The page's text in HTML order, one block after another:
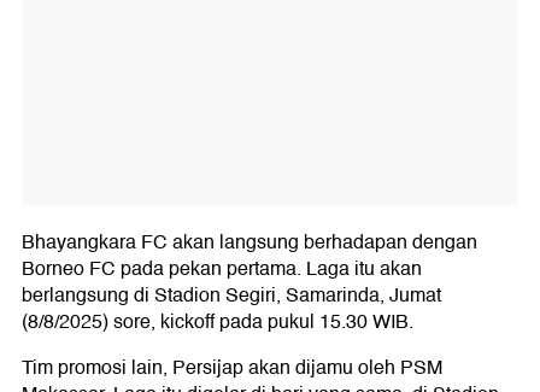
Bhayangkara FC akan langsung berhadapan dengan
Borneo FC pada pekan pertama. Laga itu akan
berlangsung di Stadion Segiri, Samarinda, Jumat
(8/8/2025) sore, kickoff pada pukul 15.30 WIB.
Tim promosi lain, Persijap akan dijamu oleh PSM